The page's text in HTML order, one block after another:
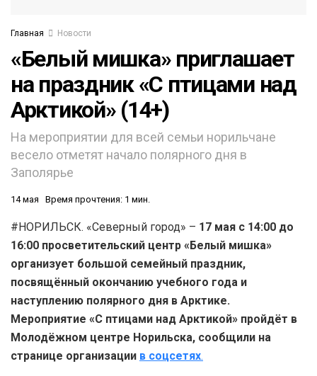
Главная Новости
«Белый мишка» приглашает
на праздник «С птицами над
Арктикой» (14+)
На мероприятии для всей семьи норильчане
весело отметят начало полярного дня в
Заполярье
14 мая Время прочтения: 1 мин.
#НОРИЛЬСК. «Северный город» – 17 мая с 14:00 до
16:00 просветительский центр «Белый мишка»
организует большой семейный праздник,
посвящённый окончанию учебного года и
наступлению полярного дня в Арктике.
Мероприятие «С птицами над Арктикой» пройдёт в
Молодёжном центре Норильска, сообщили на
странице организации в соцсетях.